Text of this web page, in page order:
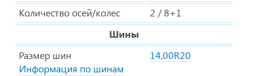
Количество осей/колес
2 / 8+1
Шины
Размер шин
Информация по шинам
14,00R20